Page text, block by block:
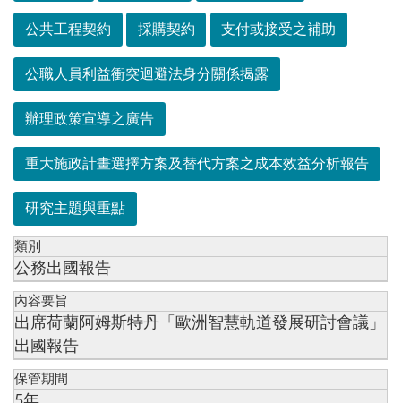
公共工程契約 採購契約 支付或接受之補助
公職人員利益衝突迴避法身分關係揭露
辦理政策宣導之廣告
重大施政計畫選擇方案及替代方案之成本效益分析報告
研究主題與重點
類別
公務出國報告
內容要旨
出席荷蘭阿姆斯特丹「歐洲智慧軌道發展研討會議」
出國報告
保管期間